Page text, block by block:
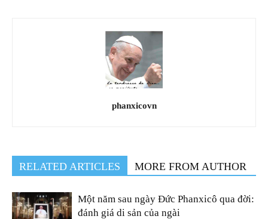
phanxicovn
RELATED ARTICLES MORE FROM AUTHOR
Một năm sau ngày Đức Phanxicô qua đời:
đánh giá di sản của ngài